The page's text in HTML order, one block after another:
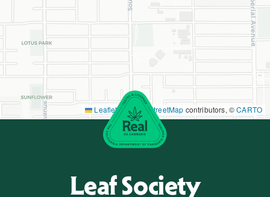
Leaflet|©OpenStreetMap contributors, ©CARTO
Leaf Society